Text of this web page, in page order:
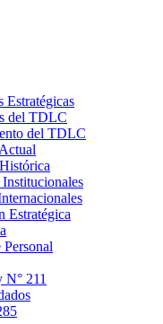
Estratégicas
del TDLC
del TDLC
Estratégica
N° 211